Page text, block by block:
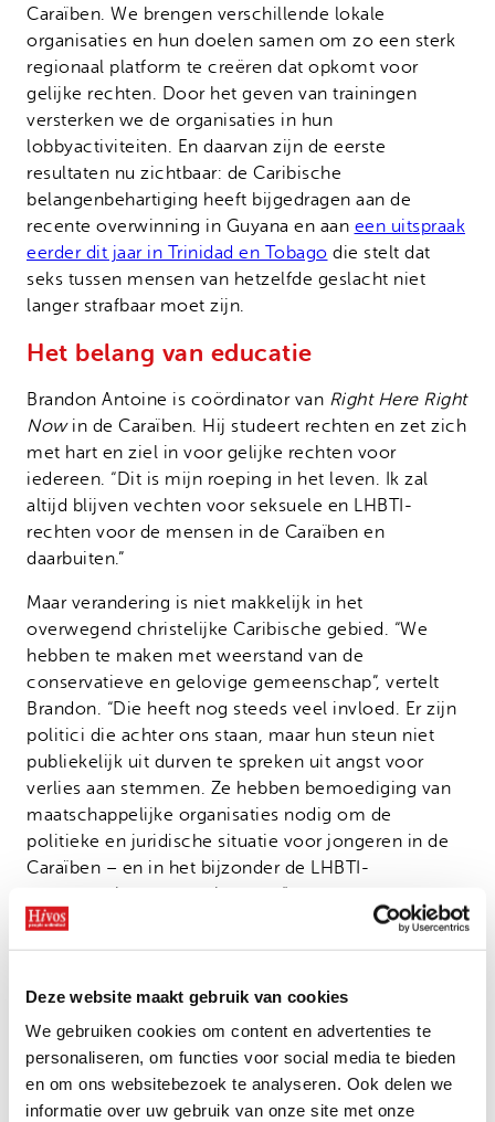
Deze website maakt gebruik van cookies
We gebruiken cookies om content en advertenties te
personaliseren, om functies voor social media te bieden
en om ons websitebezoek te analyseren. Ook delen we
informatie over uw gebruik van onze site met onze
Caraïben. We brengen verschillende lokale
organisaties en hun doelen samen om zo een sterk
regionaal platform te creëren dat opkomt voor
gelijke rechten. Door het geven van trainingen
versterken we de organisaties in hun
lobbyactiviteiten. En daarvan zijn de eerste
resultaten nu zichtbaar: de Caribische
belangenbehartiging heeft bijgedragen aan de
recente overwinning in Guyana en aan een uitspraak
eerder dit jaar in Trinidad en Tobago die stelt dat
seks tussen mensen van hetzelfde geslacht niet
langer strafbaar moet zijn.
Het belang van educatie
Brandon Antoine is coördinator van Right Here Right
Nowin de Caraïben. Hij studeert rechten en zet zich
met hart en ziel in voor gelijke rechten voor
iedereen. “Dit is mijn roeping in het leven. Ik zal
altijd blijven vechten voor seksuele en LHBTI-
rechten voor de mensen in de Caraïben en
daarbuiten.”
Maar verandering is niet makkelijk in het
overwegend christelijke Caribische gebied. “We
hebben te maken met weerstand van de
conservatieve en gelovige gemeenschap”, vertelt
Brandon. “Die heeft nog steeds veel invloed. Er zijn
politici die achter ons staan, maar hun steun niet
publiekelijk uit durven te spreken uit angst voor
verlies aan stemmen. Ze hebben bemoediging van
maatschappelijke organisaties nodig om de
politieke en juridische situatie voor jongeren in de
Caraïben – en in het bijzonder de LHBTI-
gemeenschap – te verbeteren.”
de hoogte van het werk dat de organisaties doen. “Er
Dat is waarom educatie zo ontzettend belangrijk is.
LHBTI’s zijn niet anders dan andere mensen.” Vanaf
de start van het programma lobbyt